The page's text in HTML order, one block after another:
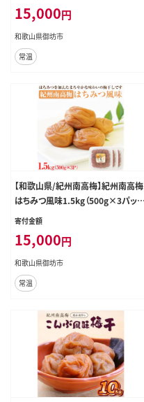
15,000円
和歌山県御坊市
常温
【和歌山県/紀州南高梅】紀州南高梅
はちみつ風味1.5kg（500g×3パッ
ク） 塩分約6%【0504-4】
寄付金額
15,000円
和歌山県御坊市
常温